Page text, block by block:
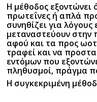
Η μέθοδος εξοντώνει
πρωτεΐνες ή απλά
συνηθίζει για
μεταναστεύουν στην
αφού και τα προς
τραφεί και να
εντόμων που
πληθυσμοί, πράγμα
Η συγκεκριμένη